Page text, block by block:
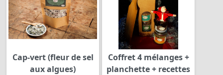
Cap-vert (fleur de sel
aux algues)
Coffret 4 mélanges +
planchette + recettes